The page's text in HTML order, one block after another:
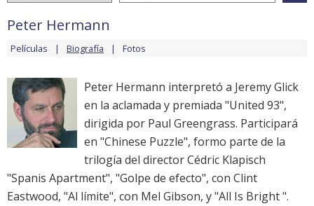
Peter Hermann
Películas Biografía Fotos
Peter Hermann interpretó a Jeremy Glick
en la aclamada y premiada "United 93",
dirigida por Paul Greengrass. Participará
en "Chinese Puzzle", formo parte de la
trilogía del director Cédric Klapisch
"Spanis Apartment", "Golpe de efecto", con Clint
Eastwood, "Al límite", con Mel Gibson, y "All Is Bright ".